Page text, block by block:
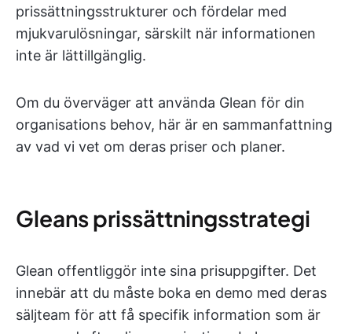
prissättningsstrukturer och fördelar med
mjukvarulösningar, särskilt när informationen
inte är lättillgänglig.
Om du överväger att använda Glean för din
organisations behov, här är en sammanfattning
av vad vi vet om deras priser och planer.
Gleans prissättningsstrategi
Glean offentliggör inte sina prisuppgifter. Det
innebär att du måste boka en demo med deras
säljteam för att få specifik information som är